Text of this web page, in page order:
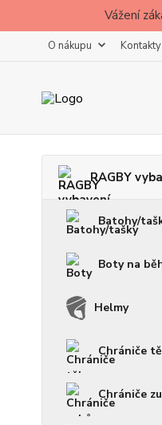
Vážení
O nákupu Kontakty
RAGBY
Batohy/
Boty na
Helmy
Chrániče
Chrániče